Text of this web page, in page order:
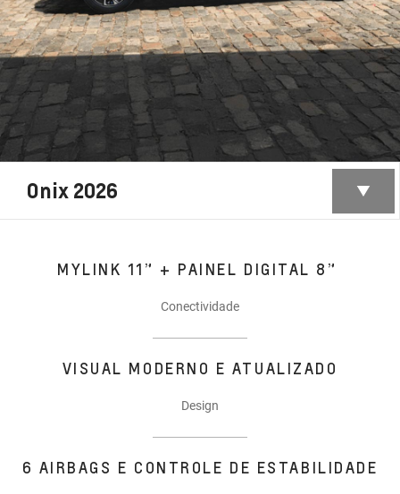
Onix 2026
MYLINK 11” + PAINEL DIGITAL 8”
Conectividade
VISUAL MODERNO E ATUALIZADO
Design
6 AIRBAGS E CONTROLE DE ESTABILIDADE